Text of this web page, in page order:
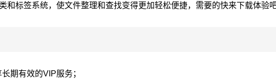
和标签系统，使文件整理和查找变得更加轻松便捷，需要的快来下载体验
期有效的VIP服务；